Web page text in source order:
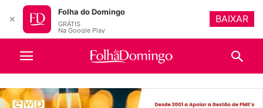
✕
Folha do Domingo
GRÁTIS
Na Google Play
BAIXAR